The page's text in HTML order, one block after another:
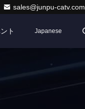
sales@junpu-catv.com
ト Japanese